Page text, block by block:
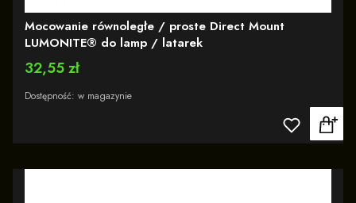
Mocowanie równoległe / proste Direct Mount
LUMONITE® do lamp / latarek
Cena
32,55 zł
Dostępność: w magazynie